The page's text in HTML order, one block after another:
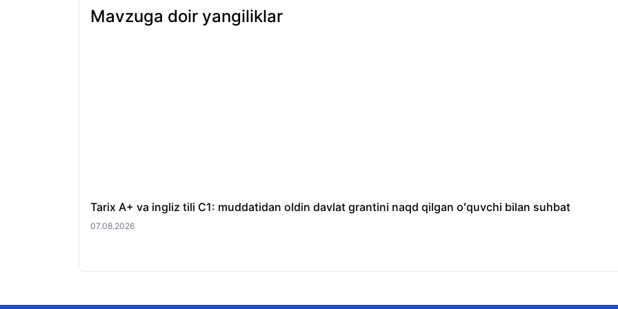
Mavzuga doir yangiliklar
Tarix A+ va ingliz tili C1: muddatidan oldin davlat grantini naqd qilgan oʻquvchi bilan suhbat
07.08.2026